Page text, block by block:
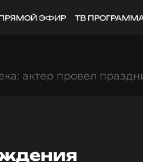
ЭФИР ТВ
актер провел